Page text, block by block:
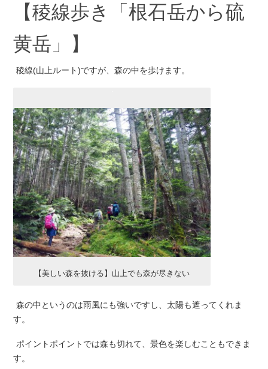
【稜線歩き「根石岳から硫
黄岳」】
稜線(山上ルート)ですが、森の中を歩けます。
【美しい森を抜ける】山上でも森が尽きない
森の中というのは雨風にも強いですし、太陽も遮ってくれま
す。
ポイントポイントでは森も切れて、景色を楽しむこともできま
す。